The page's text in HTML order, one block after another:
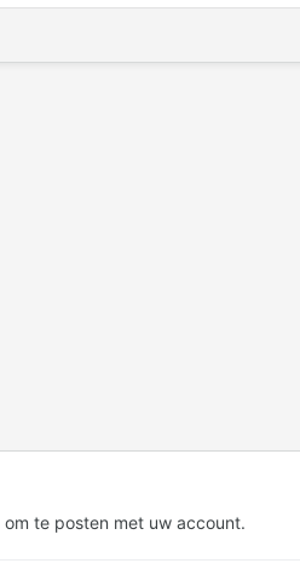
om te posten met uw account.